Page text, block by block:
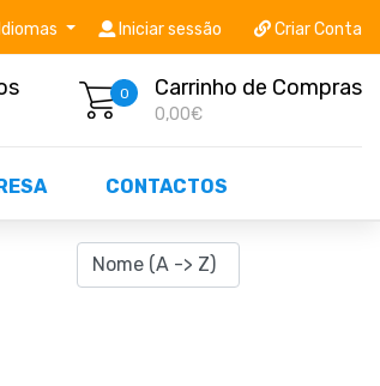
Não perca já as centenas de
Idiomas Iniciar sessão Criar Conta
0 Carrinho de Compras
0,00€
CONTACTOS